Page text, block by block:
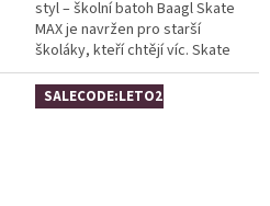
styl – školní batoh Baagl Skate
MAX je navržen pro starší
školáky, kteří chtějí víc. Skate
MAX vychází z populární řady
Skate, ale nabízí ještě...
SALECODE:LETO26:4:%